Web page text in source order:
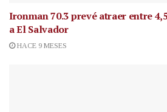
Ironman 70.3 prevé atraer entre
a El Salvador
HACE 9 MESES